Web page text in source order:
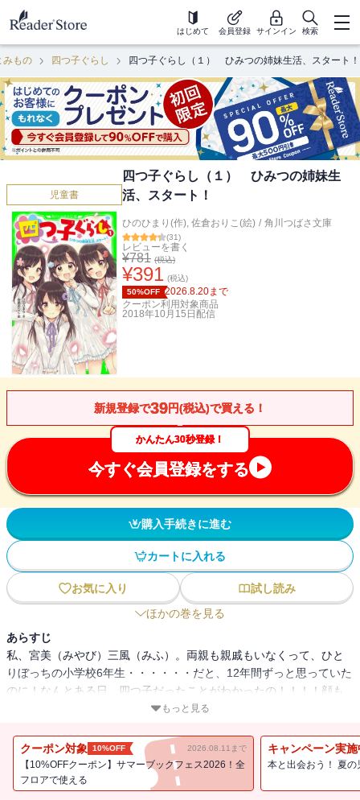
はじめて 会員登録 サインイン 検索
みもの 四つ子ぐらし 四つ子ぐらし（１） ひみつの姉妹生活、スタート！
児童書
四つ子ぐらし（１） ひみつの姉妹生
活、スタート！
ひのひまり(作), 佐倉おりこ(絵) / 角川つばさ文庫
(31)
レビューを書く
¥781 (税込)
¥391 (税込)
50%OFF 2026.8.20まで
クーポン利用対象商品
2018年10月15日 配信
新規登録で39円(税込)で買える！
かんたん30秒登録！
今すぐ会員登録をする
購入手続きに進む
カートに入れる
お気に入り
試し読み
ほかの巻を見る
あらすじ
私、宮美（みやび）三風（みふ）。両親も親戚もいなくって、ひと
りぼっちの小学校6年生・・・・・・だと、12年間ずっと思っていた
のに！なんとある日、四つ子だったことがわかったの！！！！顔も
声もまったく同じ女の子、 一花ちゃん、二鳥ちゃん、四月ちゃん。
根の下で暮らすことになった。だけど、四つ子だけの生活は、大混
乱！ その上、育ってきた環境の違いが思わぬすれ違いを生ん
で・・・？みんな同じで、みんな違う！ キュートな姉妹生活、始
もっと見る
クーポン対象 10%OFF 2026.08.11まで
【10%OFFクーポン】サマーブックフェス2026！全
フロアで使える
キャンペーン実施
本と出会おう！ 夏の